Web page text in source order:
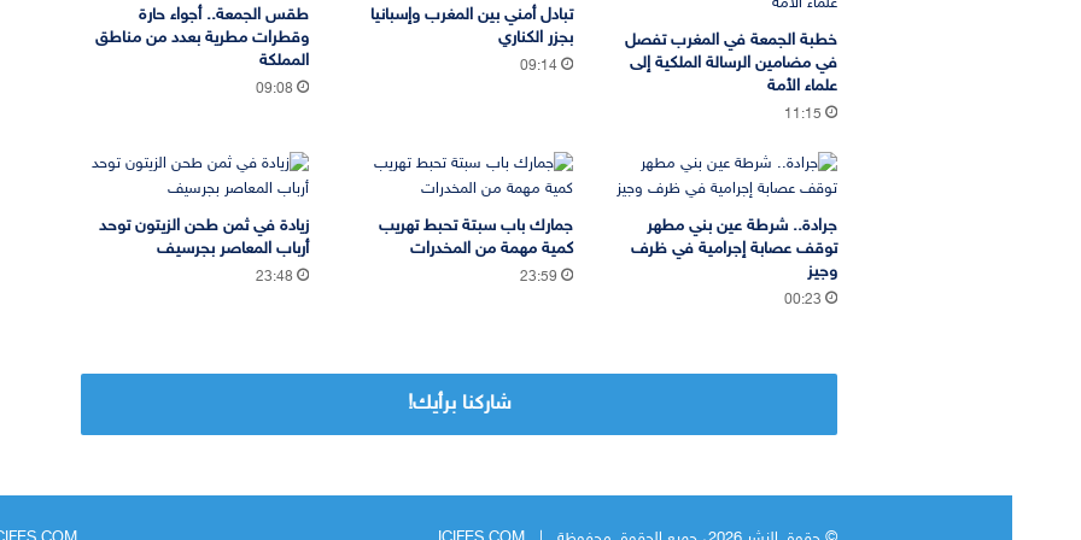
خطبة الجمعة في المغرب تفصل
في مضامين الرسالة الملكية إلى
علماء الأمة
11:15
تبادل أمني بين المغرب وإسبانيا
بجزر الكناري
09:14
طقس الجمعة.. أجواء حارة
وقطرات مطرية بعدد من مناطق
المملكة
09:08
جرادة.. شرطة عين بني مطهر
توقف عصابة إجرامية في ظرف
وجيز
00:23
جمارك باب سبتة تحبط تهريب
كمية مهمة من المخدرات
23:59
زيادة في ثمن طحن الزيتون توحد
أرباب المعاصر بجرسيف
23:48
شاركنا برأيك!